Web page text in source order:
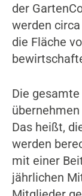
der
werden
die Fläche
Die
Das heißt,
werden
mit einer
jährlichen